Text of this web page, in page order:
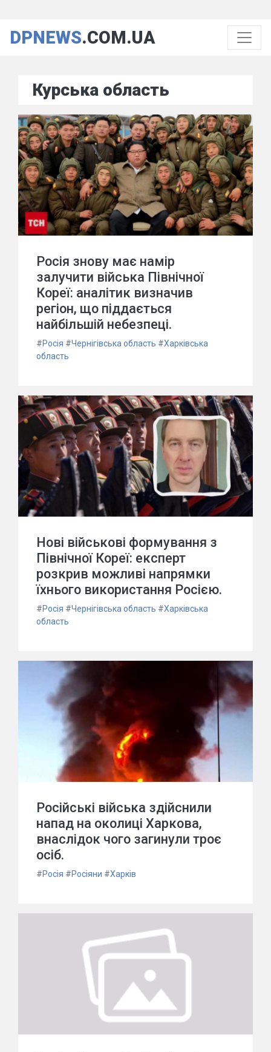
DPNEWS.COM.UA
Курська область
Росія знову має намір
залучити війська Північної
Кореї: аналітик визначив
регіон, що піддається
найбільшій небезпеці.
#Росія #Чернігівська область #Харківська
область
Нові військові формування з
Північної Кореї: експерт
розкрив можливі напрямки
їхнього використання Росією.
#Росія #Чернігівська область #Харківська
область
Російські війська здійснили
напад на околиці Харкова,
внаслідок чого загинули троє
осіб.
#Росія #Росіяни #Харків